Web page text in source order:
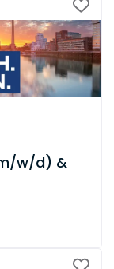
w/d) &